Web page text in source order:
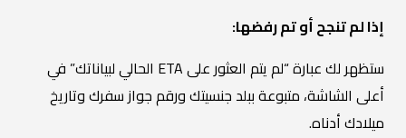
إذا لم تنجح أو تم رفضها:
ستظهر لك عبارة “لم يتم العثور على ETA الحالي لبياناتك” في
أعلى الشاشة، متبوعة ببلد جنسيتك ورقم جواز سفرك وتاريخ
ميلادك أدناه.